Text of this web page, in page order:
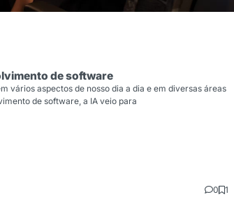
de software
vários aspectos de nosso dia a dia e em diversas áreas
de software, a IA veio para
0 1